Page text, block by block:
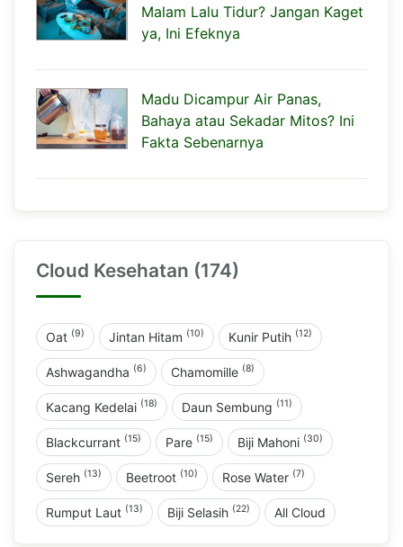
Malam Lalu Tidur? Jangan Kaget
ya, Ini Efeknya
Madu Dicampur Air Panas,
Bahaya atau Sekadar Mitos? Ini
Fakta Sebenarnya
Cloud Kesehatan (174)
Oat (9) Jintan Hitam (10) Kunir Putih (12)
Ashwagandha (6) Chamomille (8)
Kacang Kedelai (18) Daun Sembung (11)
Blackcurrant (15) Pare (15) Biji Mahoni (30)
Sereh (13) Beetroot (10) Rose Water (7)
Rumput Laut (13) Biji Selasih (22) All Cloud